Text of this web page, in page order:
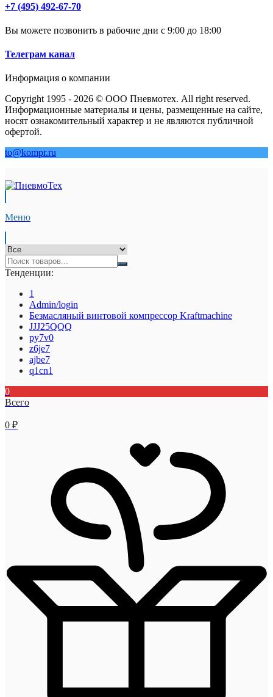
+7 (495) 492-67-70
Вы можете позвонить в рабочие дни с 9:00 до 18:00
Телеграм канал
Информация о компании
Copyright 1995 - 2026 © ООО Пневмотех. All right reserved.
Информационные материалы и цены, размещенные на сайте,
носят ознакомительный характер и не являются публичной
офертой.
to@kompr.ru
Меню
Тенденции:
1
Admin/login
Безмасляный винтовой компрессор Kraftmaсhine
JJJ25QQQ
py7v0
z6je7
ajbe7
q1cn1
0
Всего
0 ₽